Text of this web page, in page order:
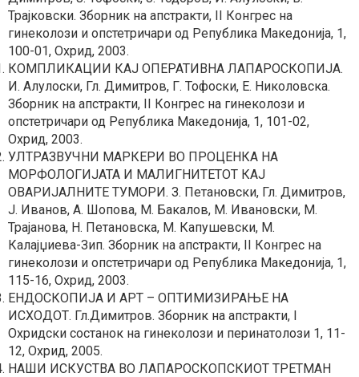
Трајковски. Зборник на апстракти, II Конгрес на
гинеколози и опстетричари од Република Македонија, 1,
100-01, Охрид, 2003.
КОМПЛИКАЦИИ КАЈ ОПЕРАТИВНА ЛАПАРОСКОПИЈА.
И. Алулоски, Гл. Димитров, Г. Тофоски, Е. Николовска.
Зборник на апстракти, II Конгрес на гинеколози и
опстетричари од Република Македонија, 1, 101-02,
Охрид, 2003.
УЛТРАЗВУЧНИ МАРКЕРИ ВО ПРОЦЕНКА НА
МОРФОЛОГИЈАТА И МАЛИГНИТЕТОТ КАЈ
ОВАРИЈАЛНИТЕ ТУМОРИ. З. Петановски, Гл. Димитров,
Ј. Иванов, А. Шопова, М. Бакалов, М. Ивановски, М.
Трајанова, Н. Петановска, М. Капушевски, М.
Калајџиева-Зип. Зборник на апстракти, II Конгрес на
гинеколози и опстетричари од Република Македонија, 1,
115-16, Охрид, 2003.
ЕНДОСКОПИЈА И АРТ – ОПТИМИЗИРАЊЕ НА
ИСХОДОТ. Гл.Димитров. Зборник на апстракти, I
Охридски состанок на гинеколози и перинатолози 1, 11-
12, Охрид, 2005.
НАШИ ИСКУСТВА ВО ЛАПАРОСКОПСКИОТ ТРЕТМАН